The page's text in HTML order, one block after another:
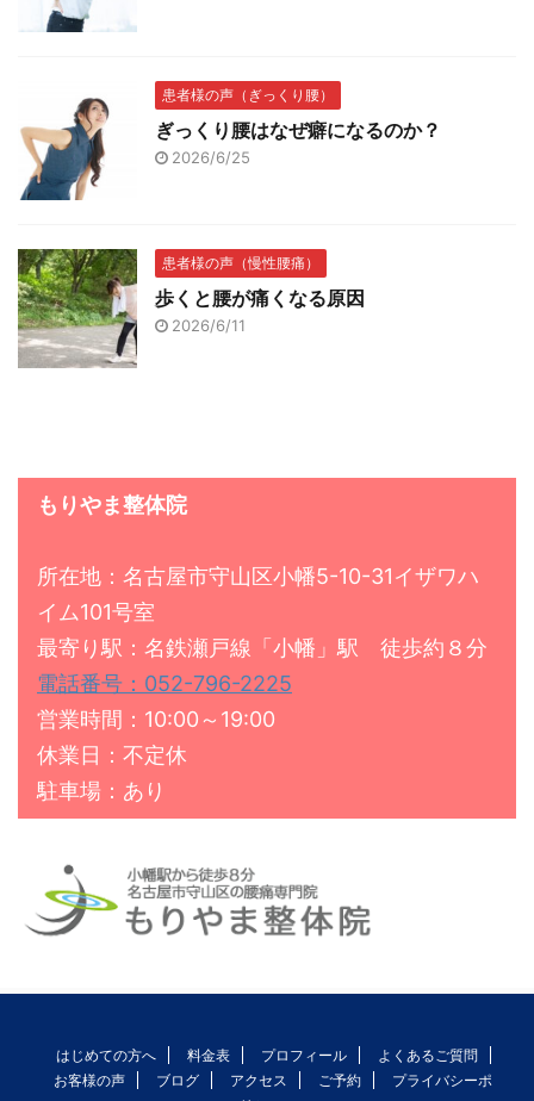
患者様の声（ぎっくり腰）
ぎっくり腰はなぜ癖になるのか？
2026/6/25
患者様の声（慢性腰痛）
歩くと腰が痛くなる原因
2026/6/11
もりやま整体院
所在地：名古屋市守山区小幡5-10-31イザワハ
イム101号室
最寄り駅：名鉄瀬戸線「小幡」駅 徒歩約８分
電話番号：052-796-2225
営業時間：10:00～19:00
休業日：不定休
駐車場：あり
はじめての方へ 料金表 プロフィール
よくあるご質問
お客様の声
ブログ アクセス ご予約
プライバシーポ